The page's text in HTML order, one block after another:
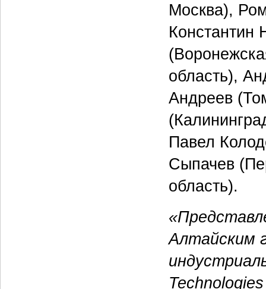
Москва),
Константин
область),
Андреев
Павел
Сыпачев
область).
Алтайским